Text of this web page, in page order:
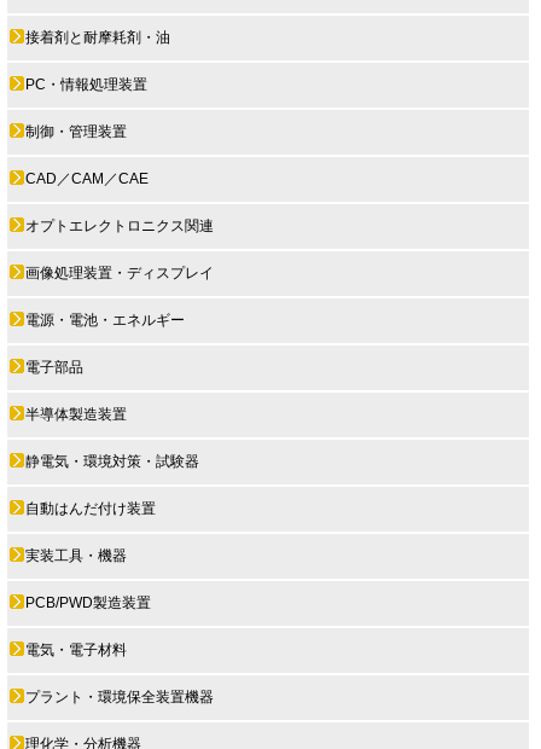
接着剤と耐摩耗剤・油
PC・情報処理装置
制御・管理装置
CAD／CAM／CAE
オプトエレクトロニクス関連
画像処理装置・ディスプレイ
電源・電池・エネルギー
電子部品
半導体製造装置
静電気・環境対策・試験器
自動はんだ付け装置
実装工具・機器
PCB/PWD製造装置
電気・電子材料
プラント・環境保全装置機器
理化学・分析機器